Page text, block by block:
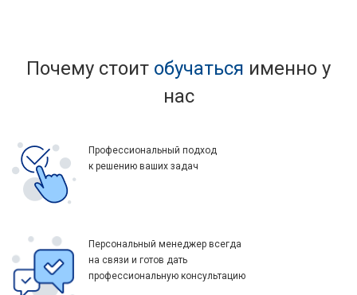
Почему стоит обучаться именно у
нас
Профессиональный подход
к решению ваших задач
Персональный менеджер всегда
на связи и готов дать
профессиональную консультацию